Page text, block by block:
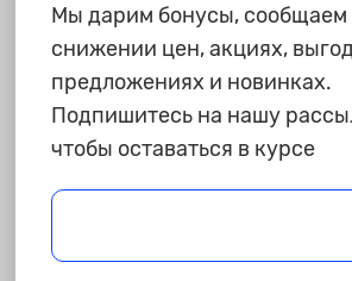
475 ₽
Плафон номерного
Мы дарим бонусы, сообщаем
снижении цен, акциях,
предложениях и новинках.
Подпишитесь на нашу
чтобы оставаться в курсе